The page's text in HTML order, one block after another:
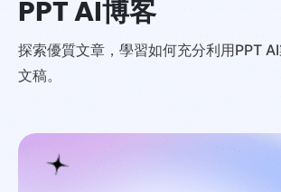
PPT AI博客
探索優質文章，學習如何充分利用PPT
文稿。